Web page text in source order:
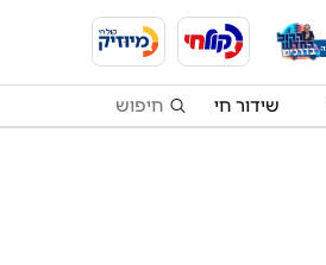
שידור חי